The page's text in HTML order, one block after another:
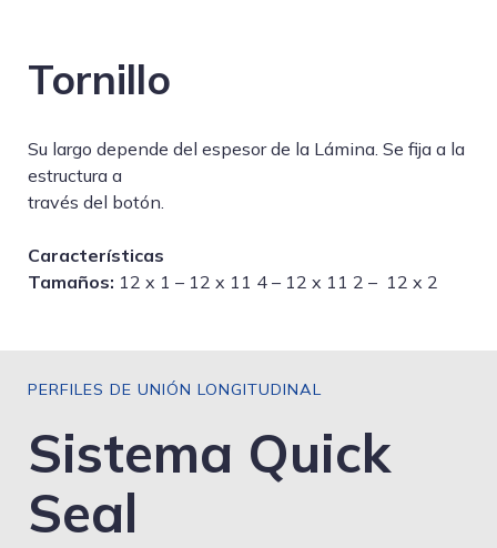
Tornillo
Su largo depende del espesor de la Lámina. Se fija a la
estructura a
través del botón.
Características
Tamaños: 12 x 1 – 12 x 11 4 – 12 x 11 2 – 12 x 2
PERFILES DE UNIÓN LONGITUDINAL
Sistema Quick
Seal